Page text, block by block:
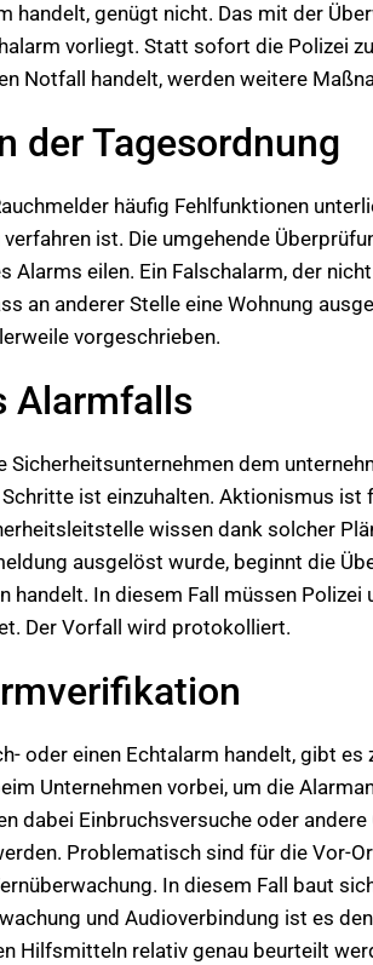
handelt, genügt nicht. Das mit der
vorliegt. Statt sofort die Polizei
Notfall handelt, werden weitere
der Tagesordnung
häufig Fehlfunktionen
ist. Die umgehende
Alarms eilen. Ein Falschalarm, der
an anderer Stelle eine Wohnung
vorgeschrieben.
Alarmfalls
dem
ist einzuhalten. Aktionismus
wissen dank solcher
ausgelöst wurde, beginnt die
In diesem Fall müssen
Der Vorfall wird protokolliert.
oder einen Echtalarm handelt, gibt
Unternehmen vorbei, um die
dabei Einbruchsversuche oder
Problematisch sind für die Vor-
In diesem Fall baut
und Audioverbindung ist es
Hilfsmitteln relativ genau beurteilt